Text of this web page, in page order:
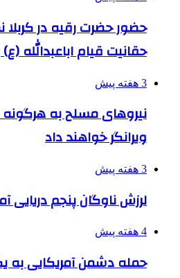
حضور حضرت رقیه در
حقانیت قیام اباعبدالله
3 هفته پیش
نیروهای مسلح به
ویرانگر خواهند داد
3 هفته پیش
لرزش ناوگان پنجم دریایی
4 هفته پیش
حمله دشمن آمریکایی به